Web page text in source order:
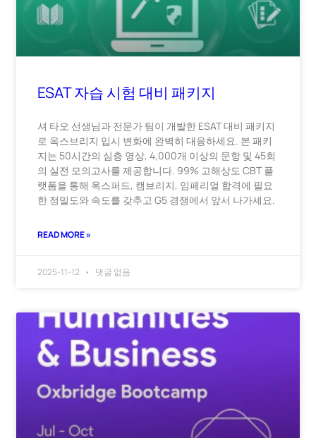
ESAT 자습 시험 대비 패키지
셔 타오 선생님과 전문가 팀이 개발한 ESAT 대비 패키지
로 옥스브리지 입시 변화에 완벽히 대응하세요. 본 패키
지는 50시간의 심층 영상, 4,000개 이상의 문항 및 45회
의 실전 모의고사를 제공합니다. 99% 고해상도 CBT 플
랫폼을 통해 옥스퍼드, 캠브리지, 임페리얼 합격에 필요
한 정밀도와 속도를 갖추고 G5 경쟁에서 앞서 나가세요.
READ MORE »
2025-11-12 댓글 없음